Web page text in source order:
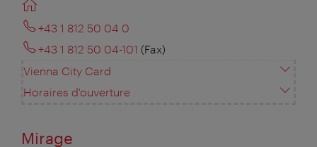
+43 1 812 50 04 0
+43 1 812 50 04-101 (Fax)
Vienna City Card
Horaires d'ouverture
Mirage